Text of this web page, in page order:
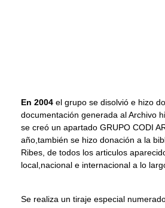
En 2004 el grupo se disolvió e hizo
documentación generada al Archivo
se creó un apartado GRUPO CODI
año,también se hizo donación a la
Ribes, de todos los articulos
local,nacional e internacional a lo
Se realiza un tiraje especial